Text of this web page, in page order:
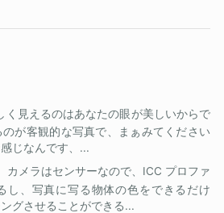
く見えるのはあなたの眼が美しいからで
が客観的な写真で、まぁみてください
じなんです、...
カメラはセンサーなので、ICC プロファ
し、写真に写る物体の色をできるだけ
グさせることができる...